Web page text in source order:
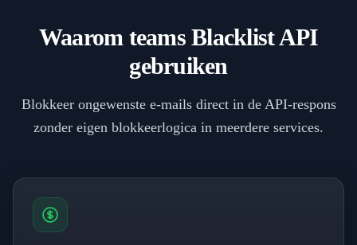
Waarom teams Blacklist API
gebruiken
Blokkeer ongewenste e-mails direct in de API-respons
zonder eigen blokkeerlogica in meerdere services.